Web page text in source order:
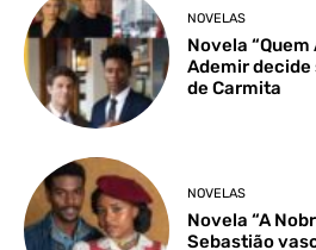
NOVELAS
Novela “Quem
Ademir decide
de Carmita
NOVELAS
Novela “A
Sebastião